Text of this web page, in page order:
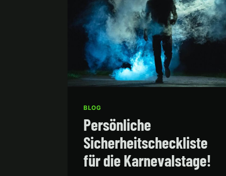
BLOG
Persönliche
Sicherheitscheckliste
für die Karnevalstage!